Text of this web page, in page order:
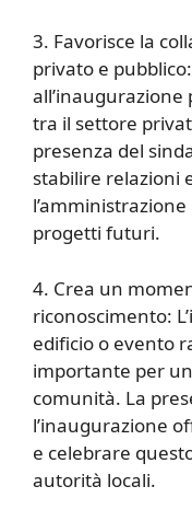
3. Favorisce la
privato e
tra il settore
presenza del
stabilire relazioni
progetti futuri.
4. Crea un
riconoscimento:
edificio o evento
importante per
comunità. La
l’inaugurazione
e celebrare
autorità locali.